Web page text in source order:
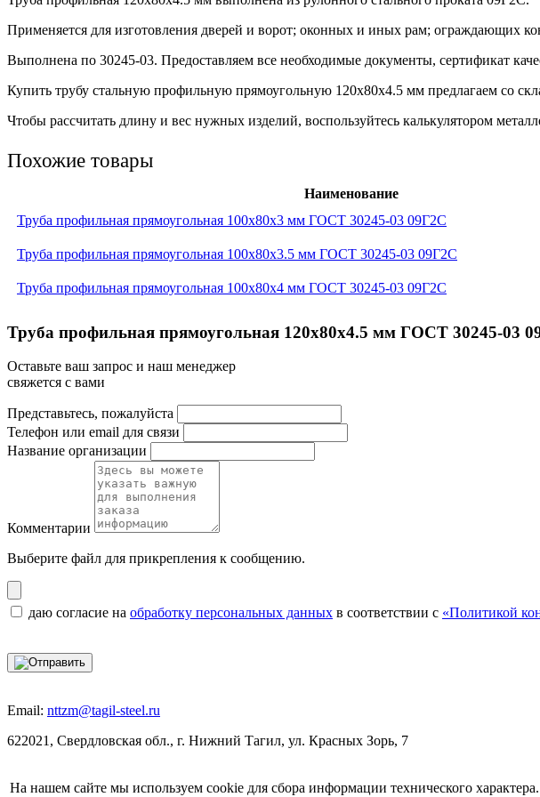
Применяется для изготовления дверей и ворот; оконных и иных рам; ограждающих
Выполнена по 30245-03. Предоставляем все необходимые документы, сертификат
Купить трубу стальную профильную прямоугольную 120х80х4.5 мм предлагаем со
Чтобы рассчитать длину и вес нужных изделий, воспользуйтесь калькулятором
Похожие товары
Наименование
Труба профильная прямоугольная 100x80x3 мм ГОСТ 30245-03 09Г2С
Труба профильная прямоугольная 100x80x3.5 мм ГОСТ 30245-03 09Г2С
Труба профильная прямоугольная 100x80x4 мм ГОСТ 30245-03 09Г2С
Труба профильная прямоугольная 120x80x4.5 мм ГОСТ 30245-03
Оставьте ваш запрос и наш менеджер
свяжется с вами
Представьтесь, пожалуйста
Телефон или email для связи
Название организации
Комментарии
Выберите файл для прикрепления к сообщению.
даю согласие на обработку персональных данных в соответствии с «Политикой
Email: nttzm@tagil-steel.ru
622021, Свердловская обл., г. Нижний Тагил, ул. Красных Зорь, 7
На нашем сайте мы используем cookie для сбора информации технического характера.